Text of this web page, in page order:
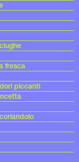
fresca
piccanti